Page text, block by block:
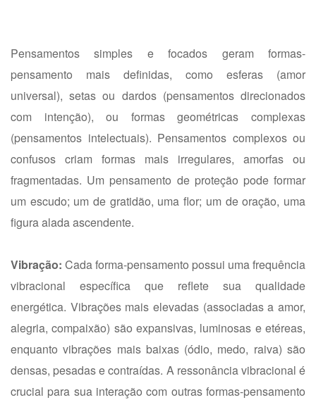
Pensamentos simples e focados geram formas-
pensamento mais definidas, como esferas (amor
universal), setas ou dardos (pensamentos direcionados
com intenção), ou formas geométricas complexas
(pensamentos intelectuais). Pensamentos complexos ou
confusos criam formas mais irregulares, amorfas ou
fragmentadas. Um pensamento de proteção pode formar
um escudo; um de gratidão, uma flor; um de oração, uma
figura alada ascendente.
Vibração: Cada forma-pensamento possui uma frequência
vibracional específica que reflete sua qualidade
energética. Vibrações mais elevadas (associadas a amor,
alegria, compaixão) são expansivas, luminosas e etéreas,
enquanto vibrações mais baixas (ódio, medo, raiva) são
densas, pesadas e contraídas. A ressonância vibracional é
crucial para sua interação com outras formas-pensamento